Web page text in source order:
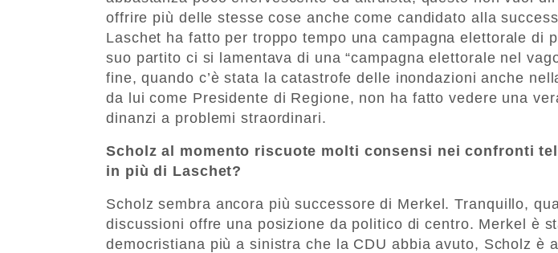
offrire più delle stesse cose anche come candidato alla
Laschet ha fatto per troppo tempo una campagna elettorale di
suo partito ci si lamentava di una “campagna elettorale nel
fine, quando c’è stata la catastrofe delle inondazioni anche
da lui come Presidente di Regione, non ha fatto vedere una
dinanzi a problemi straordinari.
Scholz al momento riscuote molti consensi nei confronti
in più di Laschet?
Scholz sembra ancora più successore di Merkel. Tranquillo,
discussioni offre una posizione da politico di centro. Merkel è
democristiana più a sinistra che la CDU abbia avuto, Scholz è